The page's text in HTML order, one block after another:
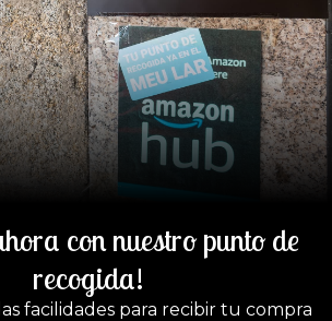
con nuestro punto de
recogida!
facilidades para recibir tu compra